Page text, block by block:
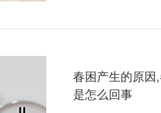
春困产生的原因
是怎么回事